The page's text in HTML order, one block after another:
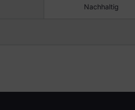
Nachhaltig